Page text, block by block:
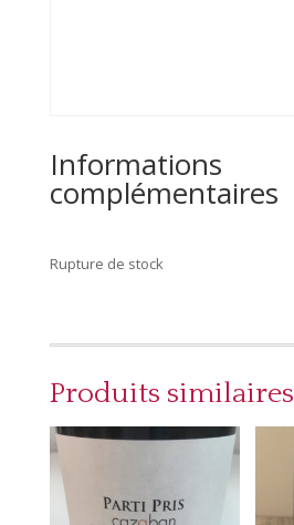
Informations
complémentaires
Rupture de stock
Produits similaires